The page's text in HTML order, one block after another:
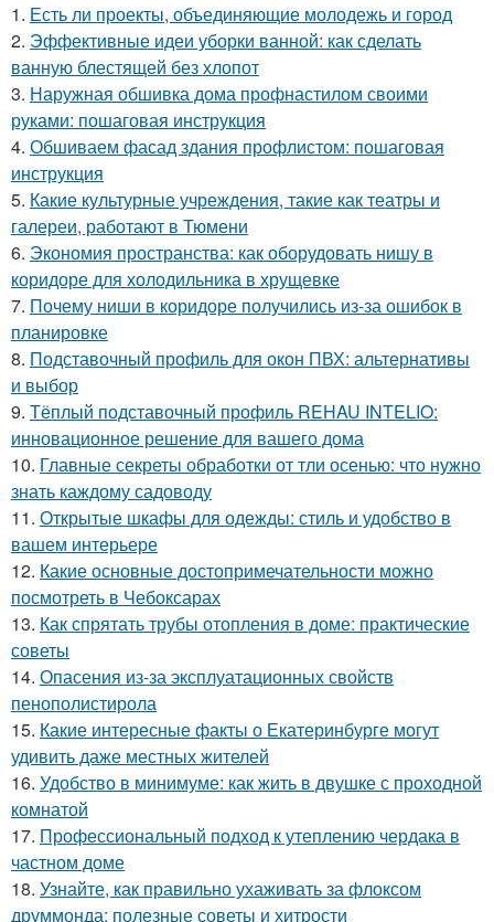
1. Есть ли проекты, объединяющие молодежь и город
2. Эффективные идеи уборки ванной: как сделать
ванную блестящей без хлопот
3. Наружная обшивка дома профнастилом своими
руками: пошаговая инструкция
4. Обшиваем фасад здания профлистом: пошаговая
инструкция
5. Какие культурные учреждения, такие как театры и
галереи, работают в Тюмени
6. Экономия пространства: как оборудовать нишу в
коридоре для холодильника в хрущевке
7. Почему ниши в коридоре получились из-за ошибок в
планировке
8. Подставочный профиль для окон ПВХ: альтернативы
и выбор
9. Тёплый подставочный профиль REHAU INTELIO:
инновационное решение для вашего дома
10. Главные секреты обработки от тли осенью: что нужно
знать каждому садоводу
11. Открытые шкафы для одежды: стиль и удобство в
вашем интерьере
12. Какие основные достопримечательности можно
посмотреть в Чебоксарах
13. Как спрятать трубы отопления в доме: практические
советы
14. Опасения из-за эксплуатационных свойств
пенополистирола
15. Какие интересные факты о Екатеринбурге могут
удивить даже местных жителей
16. Удобство в минимуме: как жить в двушке с проходной
комнатой
17. Профессиональный подход к утеплению чердака в
частном доме
18. Узнайте, как правильно ухаживать за флоксом
друммонда: полезные советы и хитрости